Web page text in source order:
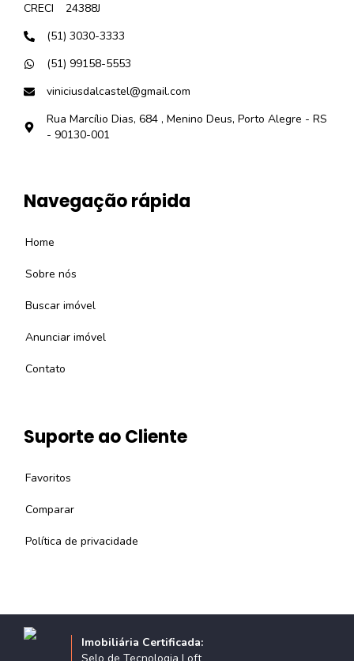
CRECI
24388J
(51) 3030-3333
(51) 99158-5553
viniciusdalcastel@gmail.com
Rua Marcílio Dias, 684 , Menino Deus, Porto Alegre - RS
- 90130-001
Navegação rápida
Home
Sobre nós
Buscar imóvel
Anunciar imóvel
Contato
Suporte ao Cliente
Favoritos
Comparar
Política de privacidade
Imobiliária Certificada: